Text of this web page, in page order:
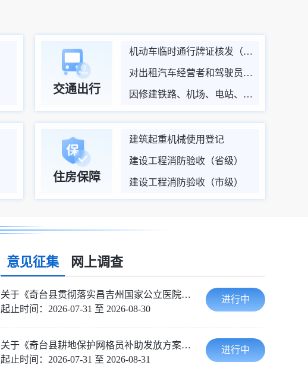
交通出行
机动车临时通行牌证核发（设区的市级权限）
对出租汽车经营者和驾驶员先进事迹的表彰和奖励
因修建铁路、机场、电站、通信设施、水利工程等国家基础性设施以及其他重要工程占用、挖掘公路、公路用地或者使公路改线
住房保障
建筑起重机械使用登记
建设工程消防验收（省级）
建设工程消防验收（市级）
意见征集 网上调查
关于《奇台县贯彻落实昌吉州国家公立医院改革与高质量发展示范项目的实施方案（征求意见稿）》的意见征集
起止时间：2026-07-31 至 2026-08-30
进行中
关于《奇台县耕地保护网格员补助发放方案（征集意见稿）》的意见征集
起止时间：2026-07-31 至 2026-08-31
进行中